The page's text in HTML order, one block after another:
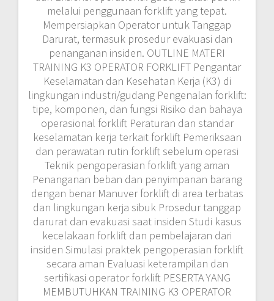
melalui penggunaan forklift yang tepat.
Mempersiapkan Operator untuk Tanggap
Darurat, termasuk prosedur evakuasi dan
penanganan insiden. OUTLINE MATERI
TRAINING K3 OPERATOR FORKLIFT Pengantar
Keselamatan dan Kesehatan Kerja (K3) di
lingkungan industri/gudang Pengenalan forklift:
tipe, komponen, dan fungsi Risiko dan bahaya
operasional forklift Peraturan dan standar
keselamatan kerja terkait forklift Pemeriksaan
dan perawatan rutin forklift sebelum operasi
Teknik pengoperasian forklift yang aman
Penanganan beban dan penyimpanan barang
dengan benar Manuver forklift di area terbatas
dan lingkungan kerja sibuk Prosedur tanggap
darurat dan evakuasi saat insiden Studi kasus
kecelakaan forklift dan pembelajaran dari
insiden Simulasi praktek pengoperasian forklift
secara aman Evaluasi keterampilan dan
sertifikasi operator forklift PESERTA YANG
MEMBUTUHKAN TRAINING K3 OPERATOR